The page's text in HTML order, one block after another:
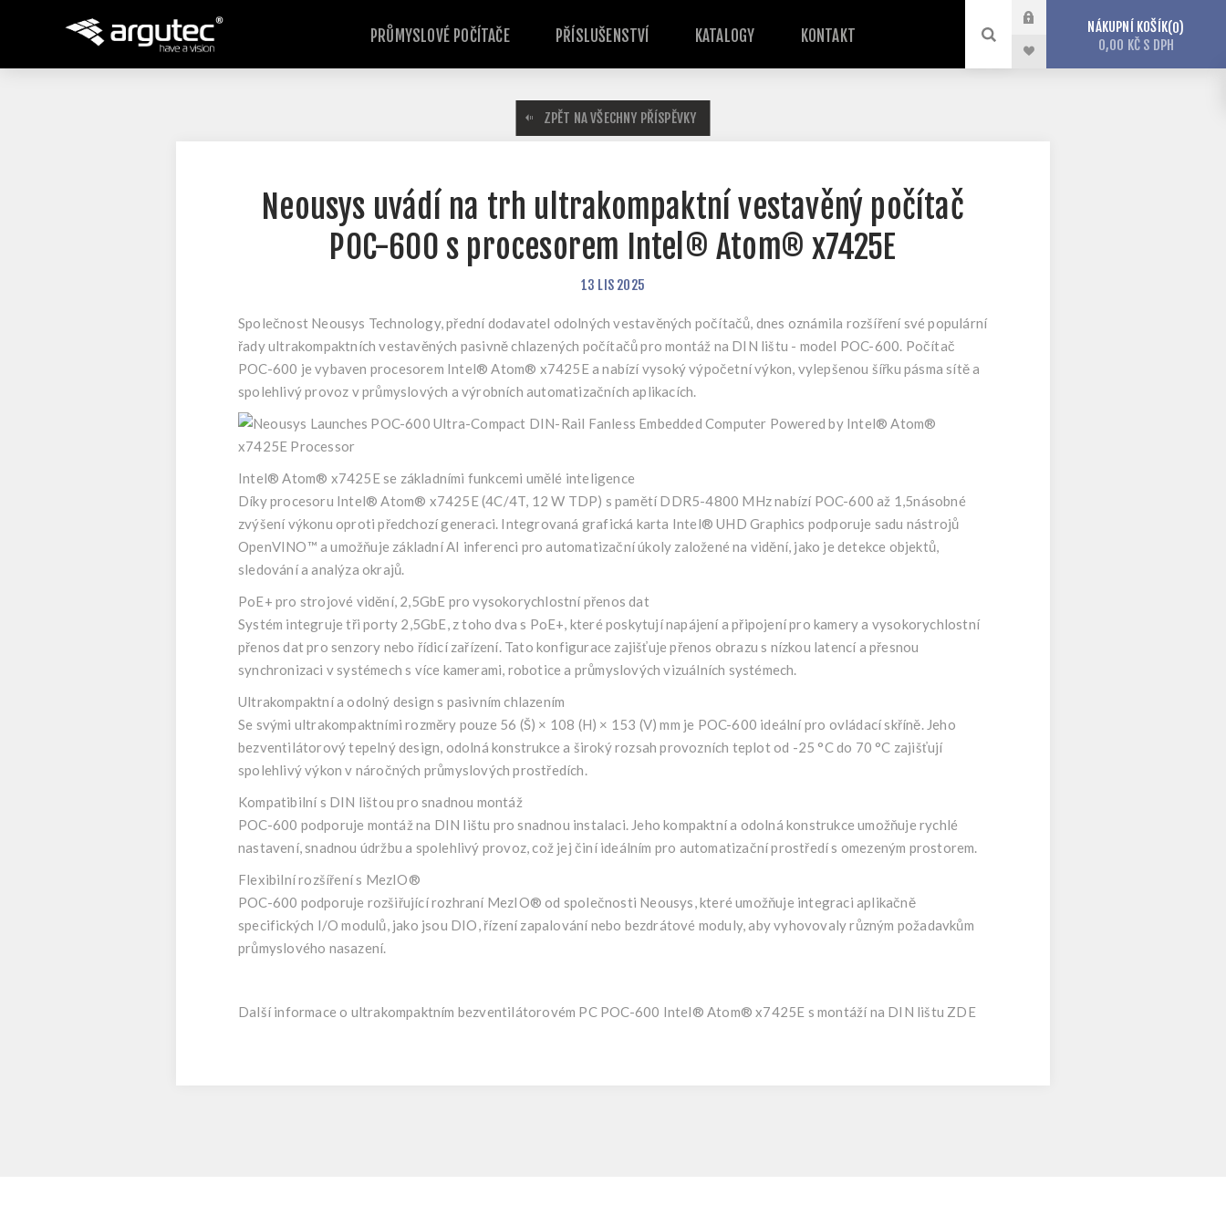
PRŮMYSLOVÉ POČÍTAČE PŘÍSLUŠENSTVÍ KATALOGY KONTAKT NÁKUPNÍ KOŠÍK 0
0,00 KČ S DPH
ZPĚT NA VŠECHNY PŘÍSPĚVKY
Neousys uvádí na trh ultrakompaktní vestavěný počítač
POC-600 s procesorem Intel® Atom® x7425E
13 LIS 2025
Společnost Neousys Technology, přední dodavatel odolných vestavěných počítačů, dnes oznámila rozšíření své populární
řady ultrakompaktních vestavěných pasivně chlazených počítačů pro montáž na DIN lištu - model POC-600. Počítač
POC-600 je vybaven procesorem Intel® Atom® x7425E a nabízí vysoký výpočetní výkon, vylepšenou šířku pásma sítě a
spolehlivý provoz v průmyslových a výrobních automatizačních aplikacích.
Intel® Atom® x7425E se základními funkcemi umělé inteligence
Díky procesoru Intel® Atom® x7425E (4C/4T, 12 W TDP) s pamětí DDR5-4800 MHz nabízí POC-600 až 1,5násobné
zvýšení výkonu oproti předchozí generaci. Integrovaná grafická karta Intel® UHD Graphics podporuje sadu nástrojů
OpenVINO™ a umožňuje základní AI inferenci pro automatizační úkoly založené na vidění, jako je detekce objektů,
sledování a analýza okrajů.
PoE+ pro strojové vidění, 2,5GbE pro vysokorychlostní přenos dat
Systém integruje tři porty 2,5GbE, z toho dva s PoE+, které poskytují napájení a připojení pro kamery a vysokorychlostní
přenos dat pro senzory nebo řídicí zařízení. Tato konfigurace zajišťuje přenos obrazu s nízkou latencí a přesnou
synchronizaci v systémech s více kamerami, robotice a průmyslových vizuálních systémech.
Ultrakompaktní a odolný design s pasivním chlazením
Se svými ultrakompaktními rozměry pouze 56 (Š) × 108 (H) × 153 (V) mm je POC-600 ideální pro ovládací skříně. Jeho
bezventilátorový tepelný design, odolná konstrukce a široký rozsah provozních teplot od -25 °C do 70 °C zajišťují
spolehlivý výkon v náročných průmyslových prostředích.
Kompatibilní s DIN lištou pro snadnou montáž
POC-600 podporuje montáž na DIN lištu pro snadnou instalaci. Jeho kompaktní a odolná konstrukce umožňuje rychlé
nastavení, snadnou údržbu a spolehlivý provoz, což jej činí ideálním pro automatizační prostředí s omezeným prostorem.
Flexibilní rozšíření s MezIO®
POC-600 podporuje rozšiřující rozhraní MezIO® od společnosti Neousys, které umožňuje integraci aplikačně
specifických I/O modulů, jako jsou DIO, řízení zapalování nebo bezdrátové moduly, aby vyhovovaly různým požadavkům
průmyslového nasazení.
Další informace o ultrakompaktním bezventilátorovém PC POC-600 Intel® Atom® x7425E s montáží na DIN lištu ZDE